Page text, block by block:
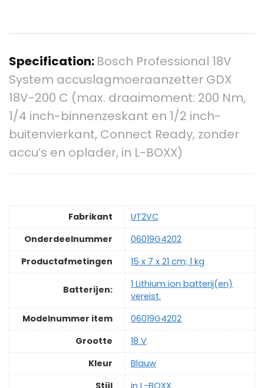
Specification: Bosch Professional 18V
System accuslagmoeraanzetter GDX
18V-200 C (max. draaimoment: 200 Nm,
1/4 inch-binnenzeskant en 1/2 inch-
buitenvierkant, Connect Ready, zonder
accu’s en oplader, in L-BOXX)
Fabrikant
‎UT2VC
Onderdeelnummer
‎06019G4202
Productafmetingen
‎15 x 7 x 21 cm; 1 kg
Batterijen:
‎1 Lithium ion batterij(en)
vereist.
Modelnummer item
‎06019G4202
Grootte
‎18 V
Kleur
‎Blauw